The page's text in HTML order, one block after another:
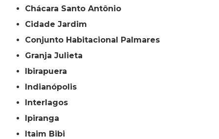
Chácara Santo Antônio
Cidade Jardim
Conjunto Habitacional Palmares
Granja Julieta
Ibirapuera
Indianópolis
Interlagos
Ipiranga
Itaim Bibi